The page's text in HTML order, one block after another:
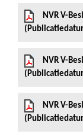
NVR V-
NVR V-
NVR V-